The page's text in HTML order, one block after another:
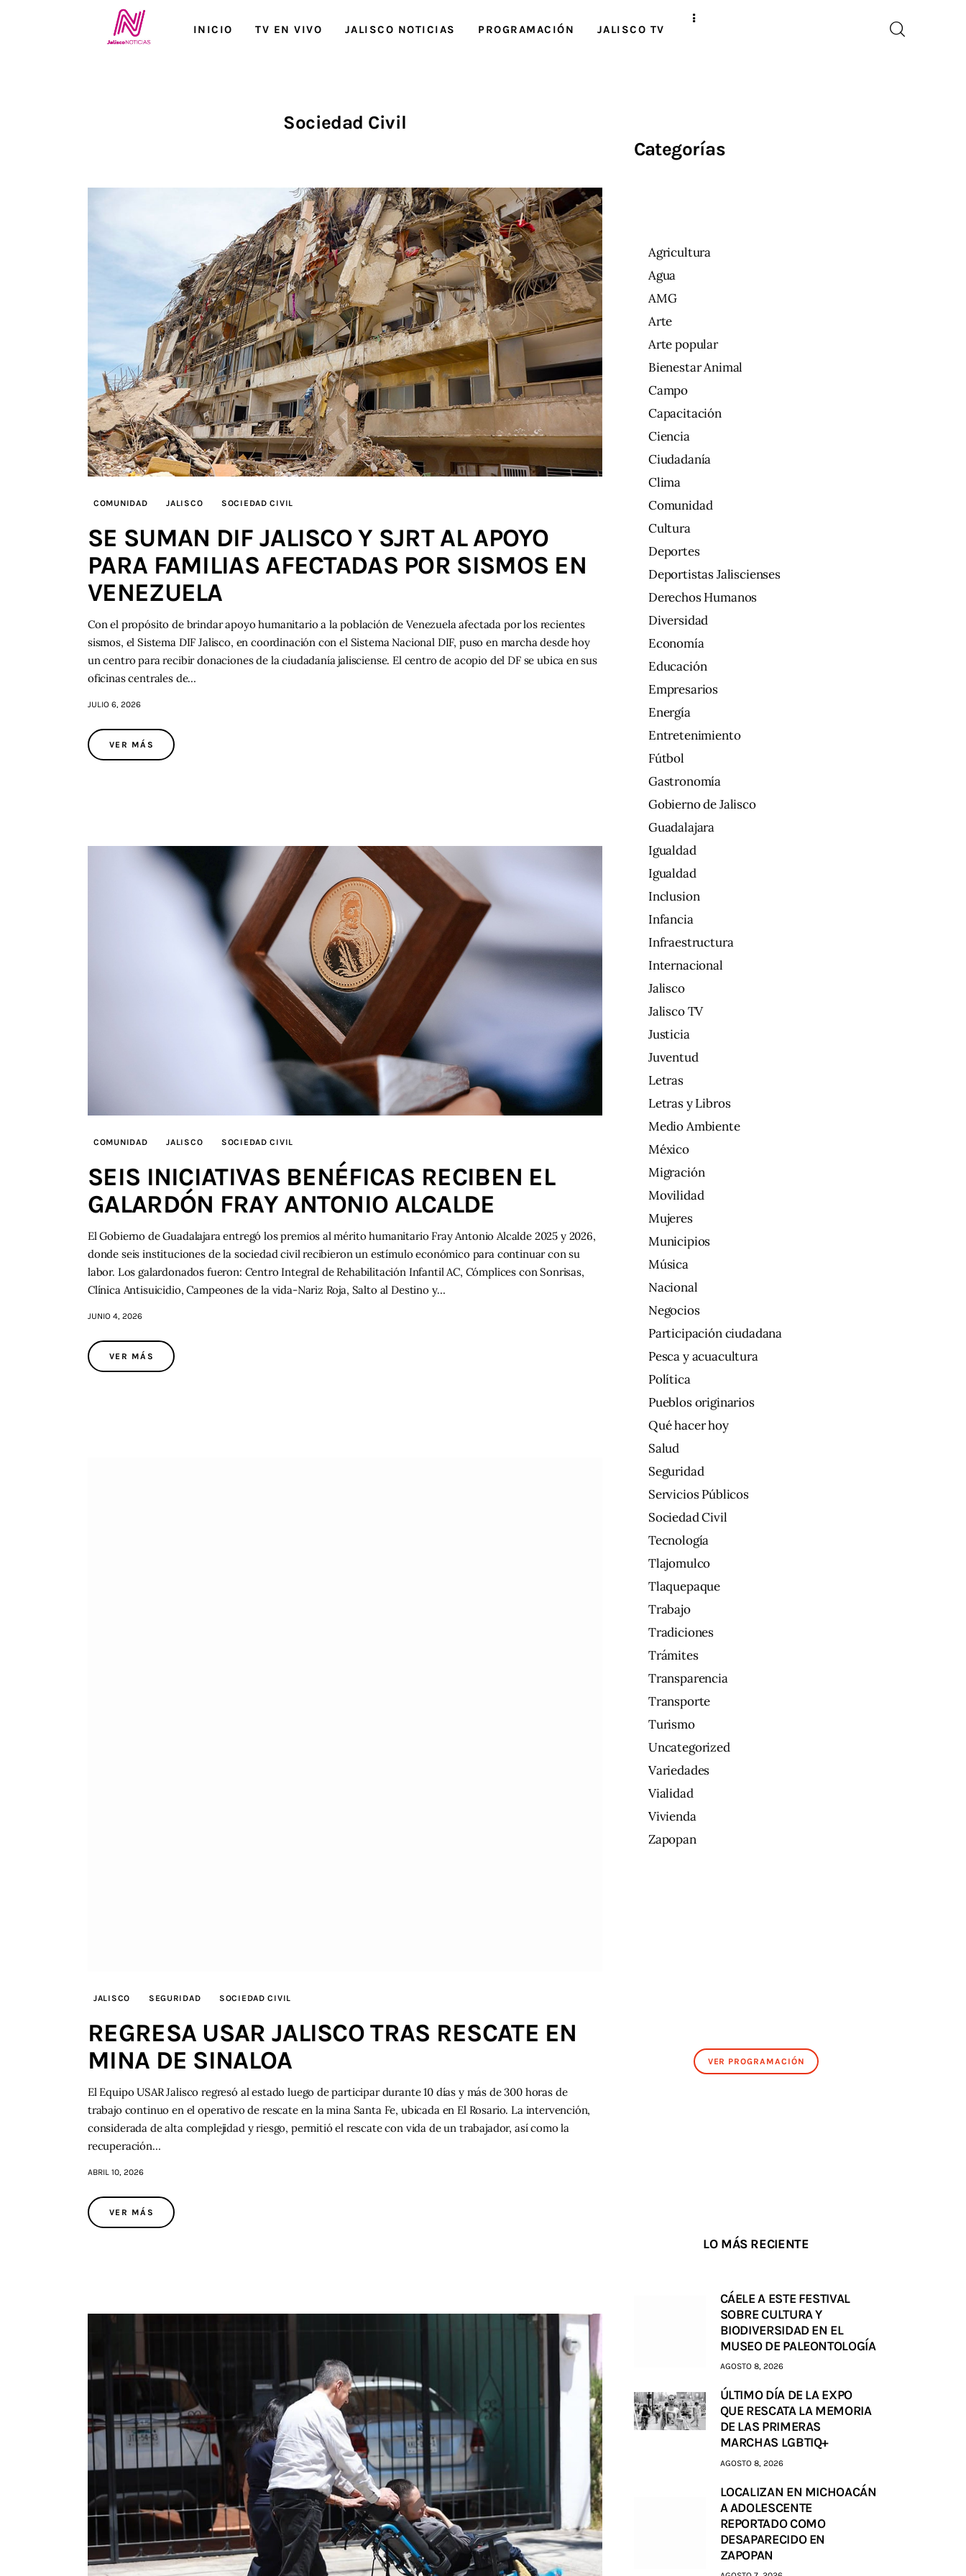
INICIO TV EN VIVO JALISCO NOTICIAS PROGRAMACIÓN JALISCO TV
Sociedad Civil
COMUNIDAD JALISCO SOCIEDAD CIVIL
SE SUMAN DIF JALISCO Y SJRT AL APOYO
PARA FAMILIAS AFECTADAS POR SISMOS EN
VENEZUELA
Con el propósito de brindar apoyo humanitario a la población de Venezuela afectada por los recientes
sismos, el Sistema DIF Jalisco, en coordinación con el Sistema Nacional DIF, puso en marcha desde hoy
un centro para recibir donaciones de la ciudadanía jalisciense. El centro de acopio del DF se ubica en sus
oficinas centrales de…
JULIO 6, 2026
VER MÁS
COMUNIDAD JALISCO SOCIEDAD CIVIL
SEIS INICIATIVAS BENÉFICAS RECIBEN EL
GALARDÓN FRAY ANTONIO ALCALDE
El Gobierno de Guadalajara entregó los premios al mérito humanitario Fray Antonio Alcalde 2025 y 2026,
donde seis instituciones de la sociedad civil recibieron un estímulo económico para continuar con su
labor. Los galardonados fueron: Centro Integral de Rehabilitación Infantil AC, Cómplices con Sonrisas,
Clínica Antisuicidio, Campeones de la vida-Nariz Roja, Salto al Destino y…
JUNIO 4, 2026
VER MÁS
JALISCO SEGURIDAD SOCIEDAD CIVIL
REGRESA USAR JALISCO TRAS RESCATE EN
MINA DE SINALOA
El Equipo USAR Jalisco regresó al estado luego de participar durante 10 días y más de 300 horas de
trabajo continuo en el operativo de rescate en la mina Santa Fe, ubicada en El Rosario. La intervención,
considerada de alta complejidad y riesgo, permitió el rescate con vida de un trabajador, así como la
recuperación…
ABRIL 10, 2026
VER MÁS
Categorías
Agricultura
Agua
AMG
Arte
Arte popular
Bienestar Animal
Campo
Capacitación
Ciencia
Ciudadanía
Clima
Comunidad
Cultura
Deportes
Deportistas Jaliscienses
Derechos Humanos
Diversidad
Economía
Educación
Empresarios
Energía
Entretenimiento
Fútbol
Gastronomía
Gobierno de Jalisco
Guadalajara
Igualdad
Igualdad
Inclusion
Infancia
Infraestructura
Internacional
Jalisco
Jalisco TV
Justicia
Juventud
Letras
Letras y Libros
Medio Ambiente
México
Migración
Movilidad
Mujeres
Municipios
Música
Nacional
Negocios
Participación ciudadana
Pesca y acuacultura
Política
Pueblos originarios
Qué hacer hoy
Salud
Seguridad
Servicios Públicos
Sociedad Civil
Tecnología
Tlajomulco
Tlaquepaque
Trabajo
Tradiciones
Trámites
Transparencia
Transporte
Turismo
Uncategorized
Variedades
Vialidad
Vivienda
Zapopan
VER PROGRAMACIÓN
LO MÁS RECIENTE
CÁELE A ESTE FESTIVAL
SOBRE CULTURA Y
BIODIVERSIDAD EN EL
MUSEO DE PALEONTOLOGÍA
AGOSTO 8, 2026
ÚLTIMO DÍA DE LA EXPO
QUE RESCATA LA MEMORIA
DE LAS PRIMERAS
MARCHAS LGBTIQ+
AGOSTO 8, 2026
LOCALIZAN EN MICHOACÁN
A ADOLESCENTE
REPORTADO COMO
DESAPARECIDO EN
ZAPOPAN